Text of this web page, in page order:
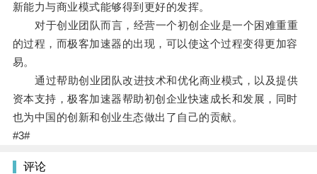
新能力与商业模式能够得到更好的发挥。
对于创业团队而言，经营一个初创企业是一个困难重重
的过程，而极客加速器的出现，可以使这个过程变得更加容
易。
通过帮助创业团队改进技术和优化商业模式，以及提供
资本支持，极客加速器帮助初创企业快速成长和发展，同时
也为中国的创新和创业生态做出了自己的贡献。
#3#
评论